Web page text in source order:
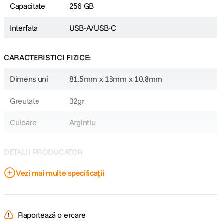
Alimentare: Port USB
Interfata: USB 3.2 Gen 1
Format: M.2
Viteza de scriere: pana la 470 MB/s
Greutate produs: aproximativ 32 g
Capacitate 256 GB
Interfata USB-A/USB-C
CARACTERISTICI FIZICE:
Dimensiuni 81.5mm x 18mm x 10.8mm
Greutate 32gr
Culoare Argintiu
DETALII PRODUCATOR
Cod producator 32041
Vezi mai multe specificații
Raportează o eroare